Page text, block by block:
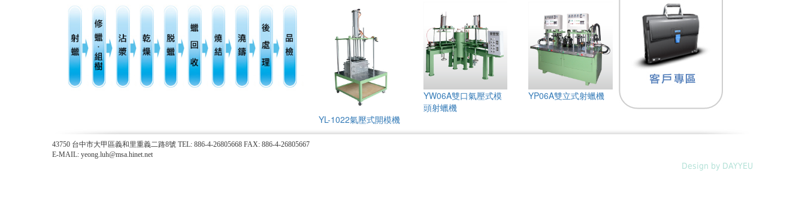
YL-1022氣壓式開模機
YW06A雙口氣壓式模
頭射蠟機
YP06A雙立式射蠟機
43750 台中市大甲區義和里重義二路8號 TEL: 886-4-26805668 FAX: 886-4-26805667
E-MAIL: yeong.luh@msa.hinet.net
Design by DAYYEU